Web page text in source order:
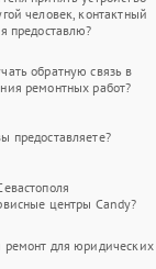
человек, контактный
предоставлю?
обратную связь в
ремонтных работ?
предоставляете?
центры Candy?
ремонт для юридических